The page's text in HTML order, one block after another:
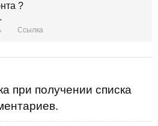
?
Ссылка
при получении списка